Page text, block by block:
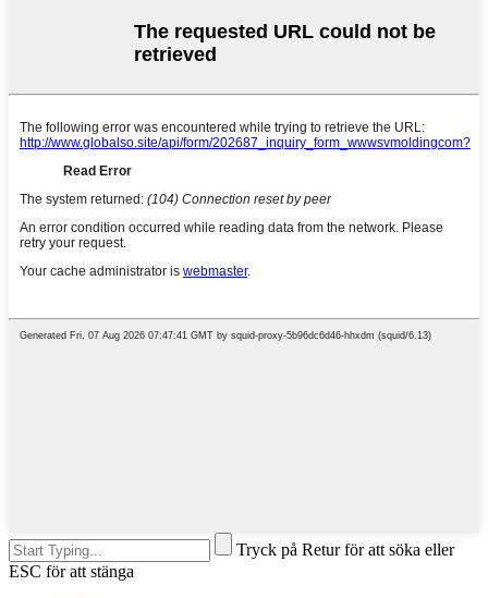
Tryck på Retur för att söka eller
ESC för att stänga